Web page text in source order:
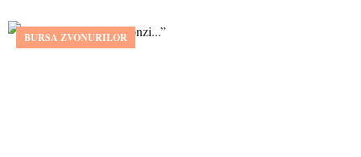
BURSA ZVONURILOR